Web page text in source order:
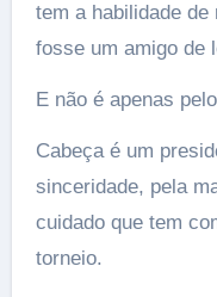
tem a habilidade
fosse um amigo de
E não é apenas
Cabeça é um
sinceridade, pela
cuidado que tem
torneio.